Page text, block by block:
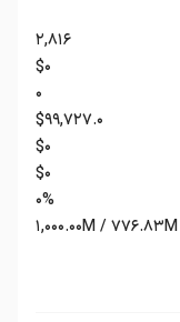
۲,۸۱۶
$۰
۰
$۹۹,۷۲۷.۰
$۰
$۰
۰%
۱,۰۰۰.۰۰M / ۷۷۶.۸۳M